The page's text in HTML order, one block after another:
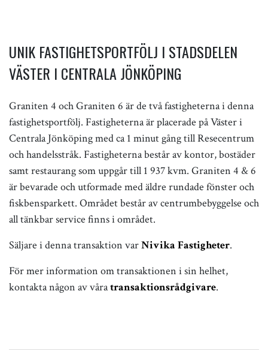
UNIK FASTIGHETSPORTFÖLJ I STADSDELEN
VÄSTER I CENTRALA JÖNKÖPING
Graniten 4 och Graniten 6 är de två fastigheterna i denna
fastighetsportfölj. Fastigheterna är placerade på Väster i
Centrala Jönköping med ca 1 minut gång till Resecentrum
och handelsstråk. Fastigheterna består av kontor, bostäder
samt restaurang som uppgår till 1 937 kvm. Graniten 4 & 6
är bevarade och utformade med äldre rundade fönster och
fiskbensparkett. Området består av centrumbebyggelse och
all tänkbar service finns i området.
Säljare i denna transaktion varNivika Fastigheter.
För mer information om transaktionen i sin helhet,
kontakta någon av våratransaktionsrådgivare.